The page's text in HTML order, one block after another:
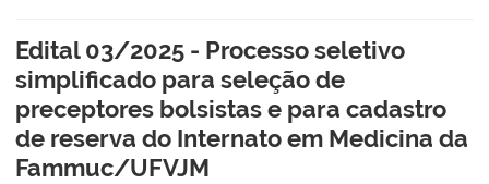
Edital 03/2025 - Processo seletivo
simplificado para seleção de
preceptores bolsistas e para cadastro
de reserva do Internato em Medicina da
Fammuc/UFVJM